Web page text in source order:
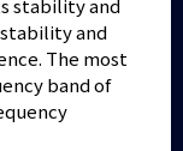
and
The most
band of